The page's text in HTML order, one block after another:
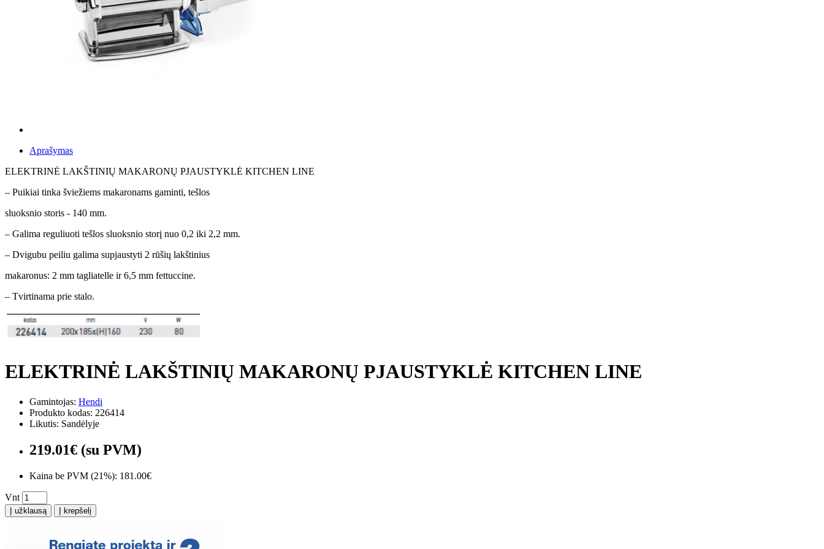
Aprašymas
ELEKTRINĖ LAKŠTINIŲ MAKARONŲ PJAUSTYKLĖ KITCHEN LINE
– Puikiai tinka šviežiems makaronams gaminti, tešlos
sluoksnio storis - 140 mm.
– Galima reguliuoti tešlos sluoksnio storį nuo 0,2 iki 2,2 mm.
– Dvigubu peiliu galima supjaustyti 2 rūšių lakštinius
makaronus: 2 mm tagliatelle ir 6,5 mm fettuccine.
– Tvirtinama prie stalo.
ELEKTRINĖ LAKŠTINIŲ MAKARONŲ PJAUSTYKLĖ KITCHEN LINE
Gamintojas: Hendi
Produkto kodas: 226414
Likutis: Sandėlyje
219.01€ (su PVM)
Kaina be PVM (21%): 181.00€
Vnt
Į užklausą Į krepšelį